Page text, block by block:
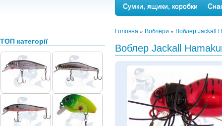
Сумки, ящики, коробки
ТОП категорії
Головна » Воблери » Воблер Jackall
Воблер Jackall